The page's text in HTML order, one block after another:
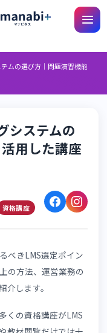
システムの選び方｜問題演習
グシステムの
活用した講
えるべきLMS選定ポイ
く紹介します。